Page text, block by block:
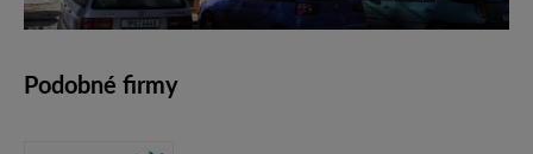
Podobné firmy